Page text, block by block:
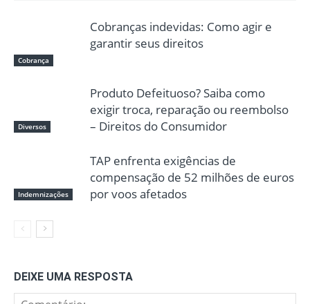
Cobrança
Cobranças indevidas: Como agir e
garantir seus direitos
Diversos
Produto Defeituoso? Saiba como
exigir troca, reparação ou reembolso
– Direitos do Consumidor
Indemnizações
TAP enfrenta exigências de
compensação de 52 milhões de euros
por voos afetados
DEIXE UMA RESPOSTA